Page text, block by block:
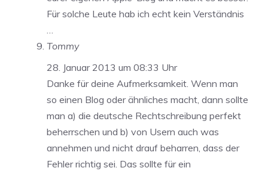
Für solche Leute hab ich echt kein Verständnis
…
Tommy
28. Januar 2013 um 08:33 Uhr
Danke für deine Aufmerksamkeit. Wenn man
so einen Blog oder ähnliches macht, dann sollte
man a) die deutsche Rechtschreibung perfekt
beherrschen und b) von Usern auch was
annehmen und nicht drauf beharren, dass der
Fehler richtig sei. Das sollte für ein